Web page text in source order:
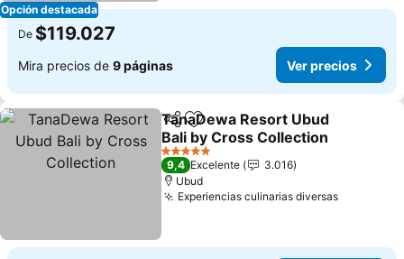
Opción destacada
De $119.027
Mira precios de 9 páginas Ver precios
Compartir
Agregar a favoritos
TanaDewa Resort Ubud
Bali by Cross Collection
Ver precios
5 Estrellas
9,4 Excelente
3.016
Ubud
Experiencias culinarias diversasVer